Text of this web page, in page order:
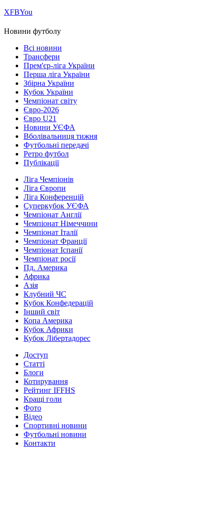
ХFBYou
Новини футболу
Всі новини
Трансфери
Прем'єр-ліга України
Перша ліга України
Збірна України
Кубок України
Чемпіонат світу
Євро-2026
Євро U21
Новини УЄФА
Вболівальниця тижня
Футбольні передачі
Ретро футбол
Публікації
Ліга Чемпіонів
Ліга Європи
Ліга Конференцій
Суперкубок УЄФА
Чемпіонат Англії
Чемпіонат Німеччини
Чемпіонат Італії
Чемпіонат Франції
Чемпіонат Іспанії
Чемпіонат росії
Пд. Америка
Африка
Азія
Клубний ЧС
Кубок Конфедерацій
Інший світ
Копа Америка
Кубок Африки
Кубок Лібертадорес
Доступ
Статті
Блоги
Котирування
Рейтинг IFFHS
Кращі голи
Фото
Відео
Спортивні новини
Футбольні новини
Контакти